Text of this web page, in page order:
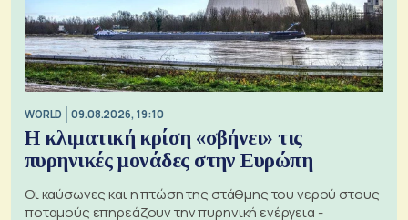
WORLD 09.08.2026, 19:10
Η κλιματική κρίση «σβήνει» τις
πυρηνικές μονάδες στην Ευρώπη
Οι καύσωνες και η πτώση της στάθμης του νερού στους
ποταμούς επηρεάζουν την πυρηνική ενέργεια -